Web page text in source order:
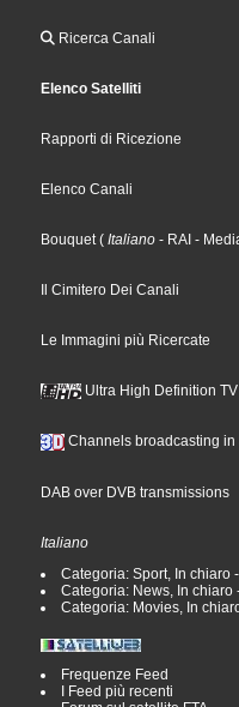
Ricerca Canali
Elenco Satelliti
Rapporti di Ricezione
Elenco Canali
Bouquet( Italiano - RAI -
Il Cimitero Dei Canali
Le Immagini più Ricercate
Ultra High Definition
Channels broadcasting in
DAB over DVB transmissions
Italiano
Categoria: Sport, In chiaro
Categoria: News, In chiaro
Categoria: Movies, In
Frequenze Feed
I Feed più recenti